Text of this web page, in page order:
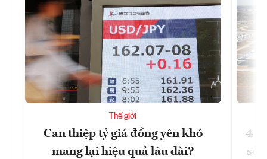
Thế giới
Can thiệp tỷ giá đồng yên khó
mang lại hiệu quả lâu dài?
4
sở